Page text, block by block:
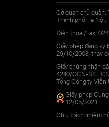
Cơ quan chủ quản:
Thành phố Hà Nội.
Điện thoại/Fax:
Giấy phép đăng ký
29/10/2008, thay
Giấy chứng nhận
4280/GCN-
Tổng Công ty Viễn
Giấy phép
12/05/2021
Chịu trách nhiệm